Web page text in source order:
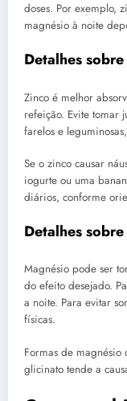
doses. Por exemplo,
magnésio à noite
Detalhes
Zinco é melhor
refeição. Evite tomar
farelos e
Se o zinco causar
iogurte ou uma
diários, conforme
Detalhes
Magnésio pode ser
do efeito desejado.
a noite. Para evitar
físicas.
Formas de
glicinato tende a